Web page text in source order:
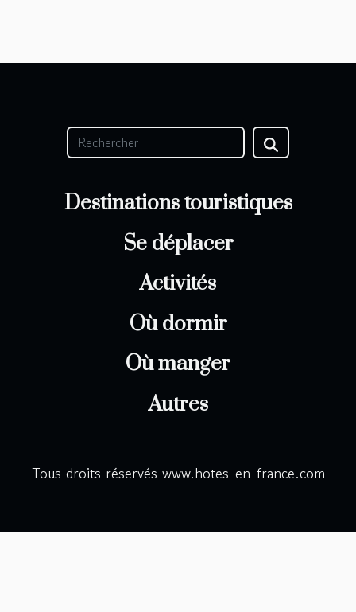
Destinations touristiques
Se déplacer
Activités
Où dormir
Où manger
Autres
Tous droits réservés www.hotes-en-france.com